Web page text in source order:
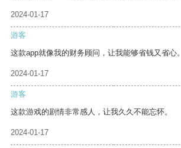
2024-01-17
游客
这款app就像我的财务顾问，让我能够省钱又省心。
2024-01-17
游客
这款游戏的剧情非常感人，让我久久不能忘怀。
2024-01-17